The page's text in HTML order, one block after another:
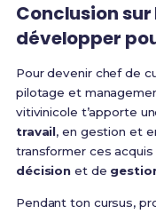
Conclusion
développer
Pour devenir chef de
pilotage et
vitivinicole t’apporte
travail, en gestion et
transformer ces
décision et de
Pendant ton cursus,